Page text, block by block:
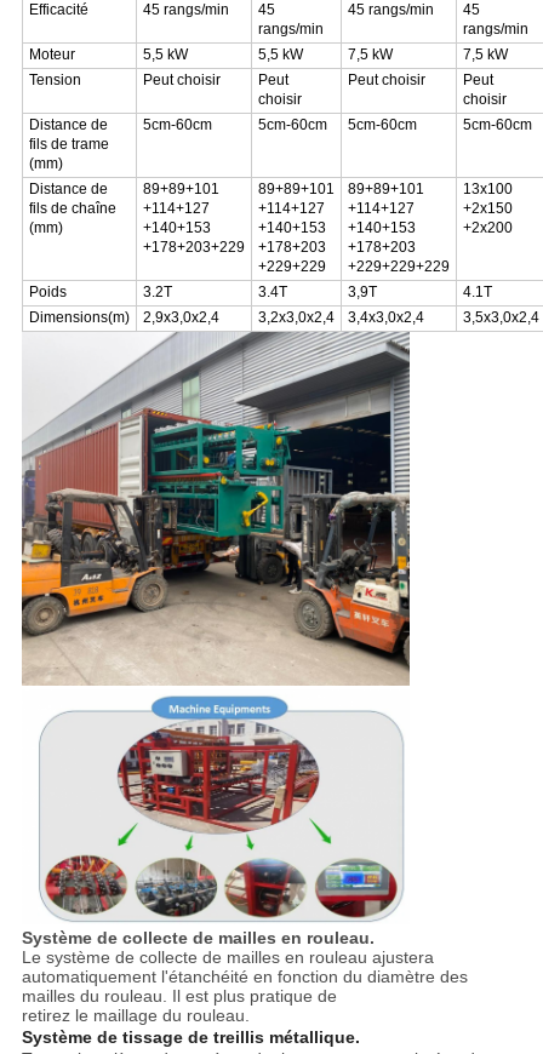
Efficacité 45 rangs/min
45
rangs/min
45 rangs/min
45
rangs/min
Moteur
5,5 kW 5,5 kW 7,5 kW
7,5 kW
Tension
Peut choisir
Peut
choisir
Peut choisir
Peut
choisir
Distance de
fils de trame
(mm)
5cm-60cm 5cm-60cm 5cm-60cm 5cm-60cm
Distance de
fils de chaîne
(mm)
89+89+101
+114+127
+140+153
+178+203+229
89+89+101
+114+127
+140+153
+178+203
+229+229
89+89+101
+114+127
+140+153
+178+203
+229+229+229
13x100
+2x150
+2x200
Poids 3.2T 3.4T 3,9T
4.1T
Dimensions(m)
2,9x3,0x2,4 3,2x3,0x2,4 3,4x3,0x2,4 3,5x3,0x2,4
Système de collecte de mailles en rouleau.
Le système de collecte de mailles en rouleau ajustera
automatiquement l'étanchéité en fonction du diamètre des
mailles du rouleau. Il est plus pratique de
retirez le maillage du rouleau.
Système de tissage de treillis métallique.